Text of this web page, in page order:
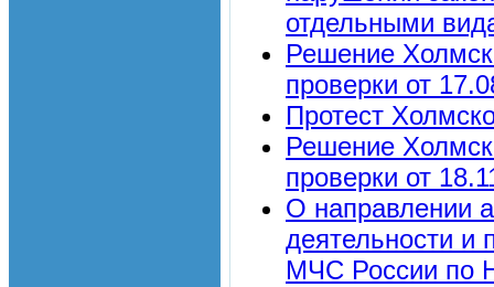
отдельными
Решение
проверки от
Протест
Решение
проверки от
О направлении
деятельности и
МЧС России по